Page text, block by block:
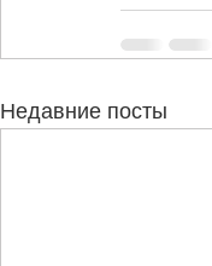
Недавние посты